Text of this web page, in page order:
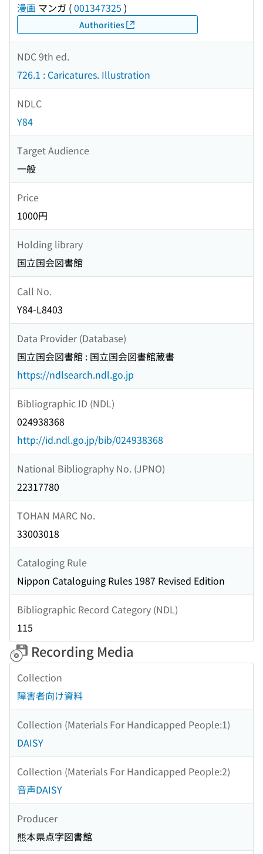
漫画 マンガ (001347325 )
Authorities
NDC 9th ed.
726.1 : Caricatures. Illustration
NDLC
Y84
Target Audience
一般
Price
1000円
Holding library
国立国会図書館
Call No.
Y84-L8403
Data Provider (Database)
国立国会図書館 : 国立国会図書館蔵書
https://ndlsearch.ndl.go.jp
Bibliographic ID (NDL)
024938368
http://id.ndl.go.jp/bib/024938368
National Bibliography No. (JPNO)
22317780
TOHAN MARC No.
33003018
Cataloging Rule
Nippon Cataloguing Rules 1987 Revised Edition
Bibliographic Record Category (NDL)
115
Recording Media
Collection
障害者向け資料
Collection (Materials For Handicapped People:1)
DAISY
Collection (Materials For Handicapped People:2)
音声DAISY
Producer
熊本県点字図書館